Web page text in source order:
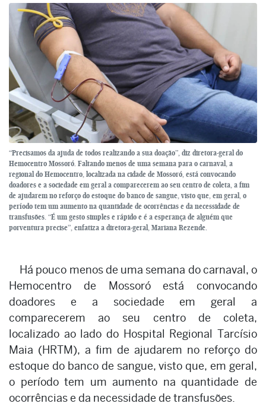
“Precisamos da ajuda de todos realizando a sua doação”, diz diretora-geral do
Hemocentro Mossoró. Faltando menos de uma semana para o carnaval, a
regional do Hemocentro, localizada na cidade de Mossoró, está convocando
doadores e a sociedade em geral a comparecerem ao seu centro de coleta, a fim
de ajudarem no reforço do estoque do banco de sangue, visto que, em geral, o
período tem um aumento na quantidade de ocorrências e da necessidade de
transfusões. “É um gesto simples e rápido e é a esperança de alguém que
porventura precise”, enfatiza a diretora-geral, Mariana Rezende.
Há pouco menos de uma semana do carnaval, o
Hemocentro de Mossoró está convocando
doadores e a sociedade em geral a
comparecerem ao seu centro de coleta,
localizado ao lado do Hospital Regional Tarcísio
Maia (HRTM), a fim de ajudarem no reforço do
estoque do banco de sangue, visto que, em geral,
o período tem um aumento na quantidade de
ocorrências e da necessidade de transfusões.